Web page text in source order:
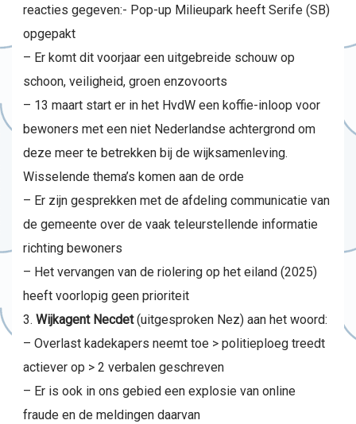
reacties gegeven:- Pop-up Milieupark heeft Serife (SB)
opgepakt
– Er komt dit voorjaar een uitgebreide schouw op
schoon, veiligheid, groen enzovoorts
– 13 maart start er in het HvdW een koffie-inloop voor
bewoners met een niet Nederlandse achtergrond om
deze meer te betrekken bij de wijksamenleving.
Wisselende thema’s komen aan de orde
– Er zijn gesprekken met de afdeling communicatie van
de gemeente over de vaak teleurstellende informatie
richting bewoners
– Het vervangen van de riolering op het eiland (2025)
heeft voorlopig geen prioriteit
Wijkagent Necdet(uitgesproken Nez) aan het woord:
– Overlast kadekapers neemt toe > politieploeg treedt
actiever op > 2 verbalen geschreven
– Er is ook in ons gebied een explosie van online
fraude en de meldingen daarvan